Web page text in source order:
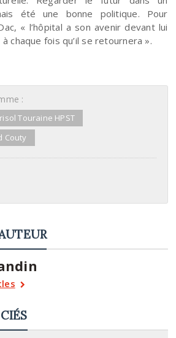
été une bonne politique. Pour
« l’hôpital a son avenir devant lui
chaque fois qu’il se retournera ».
:
Touraine HPST
Couty